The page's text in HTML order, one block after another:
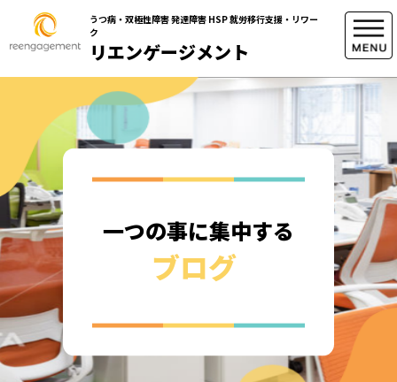
うつ病・双極性障害 発達障害 HSP 就労移行支援・リワー
ク
リエンゲージメント
一つの事に集中する
ブログ